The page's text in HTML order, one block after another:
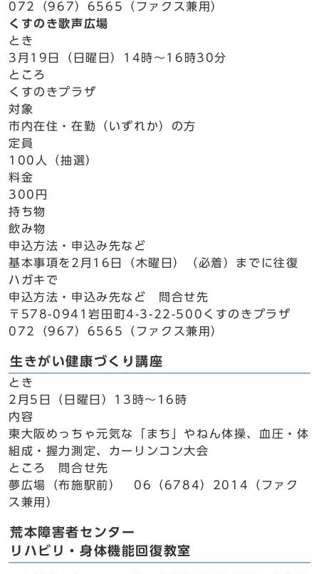
072（967）6565（ファクス兼用）
くすのき歌声広場
とき
3月19日（日曜日）14時～16時30分
ところ
くすのきプラザ
対象
市内在住・在勤（いずれか）の方
定員
100人（抽選）
料金
300円
持ち物
飲み物
申込方法・申込み先など
基本事項を2月16日（木曜日）（必着）までに往復
ハガキで
申込方法・申込み先など 問合せ先
〒578-0941岩田町4-3-22-500くすのきプラザ
072（967）6565（ファクス兼用）
生きがい健康づくり講座
とき
2月5日（日曜日）13時～16時
内容
東大阪めっちゃ元気な「まち」やねん体操、血圧・体
組成・握力測定、カーリンコン大会
ところ 問合せ先
夢広場（布施駅前） 06（6784）2014（ファク
ス兼用）
荒本障害者センター
リハビリ・身体機能回復教室